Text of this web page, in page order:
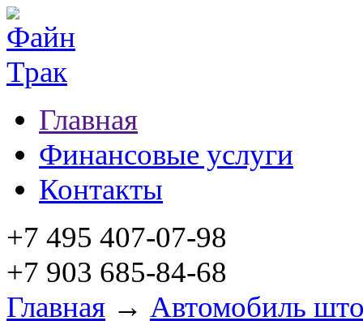
Главная
Финансовые услуги
Контакты
+7 495 407-07-98
+7 903 685-84-68
Главная → Автомобиль